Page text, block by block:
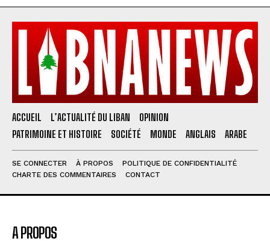
ACCUEIL L’ACTUALITÉ DU LIBAN
OPINION
PATRIMOINE ET HISTOIRE
SOCIÉTÉ MONDE ANGLAIS ARABE
SE CONNECTER À PROPOS
POLITIQUE DE CONFIDENTIALITÉ
CHARTE DES COMMENTAIRES
CONTACT
A PROPOS